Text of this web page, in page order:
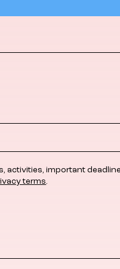
activities, important
terms.